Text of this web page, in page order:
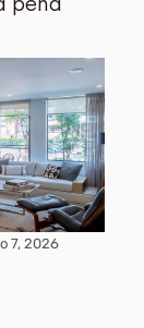
7, 2026